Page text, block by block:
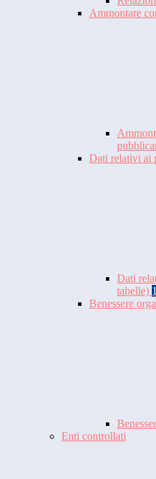
Ammontare
Dati relativi ai
Dati
tabelle) 1
Benessere
Enti controllati